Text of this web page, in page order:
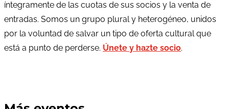
íntegramente de las cuotas de sus socios y la venta de
entradas. Somos un grupo plural y heterogéneo, unidos
por la voluntad de salvar un tipo de oferta cultural que
está a punto de perderse. Únete y hazte socio.